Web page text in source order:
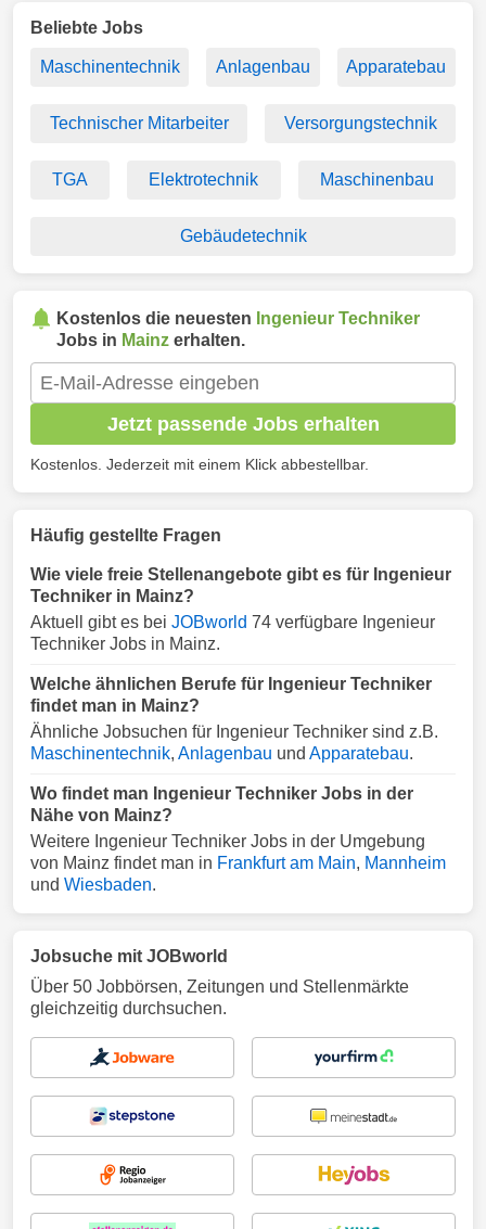
Beliebte Jobs
Maschinentechnik Anlagenbau Apparatebau
Technischer Mitarbeiter Versorgungstechnik
TGA Elektrotechnik Maschinenbau
Gebäudetechnik
Kostenlos die neuesten Ingenieur Techniker
Jobs in Mainz erhalten.
Jetzt passende Jobs erhalten
Kostenlos. Jederzeit mit einem Klick abbestellbar.
Häufig gestellte Fragen
Wie viele freie Stellenangebote gibt es für Ingenieur
Techniker in Mainz?
Aktuell gibt es bei JOBworld 74 verfügbare Ingenieur
Techniker Jobs in Mainz.
Welche ähnlichen Berufe für Ingenieur Techniker
findet man in Mainz?
Ähnliche Jobsuchen für Ingenieur Techniker sind z.B.
Maschinentechnik, Anlagenbau und Apparatebau.
Wo findet man Ingenieur Techniker Jobs in der
Nähe von Mainz?
Weitere Ingenieur Techniker Jobs in der Umgebung
von Mainz findet man in Frankfurt am Main, Mannheim
und Wiesbaden.
Jobsuche mit JOBworld
Über 50 Jobbörsen, Zeitungen und Stellenmärkte
gleichzeitig durchsuchen.